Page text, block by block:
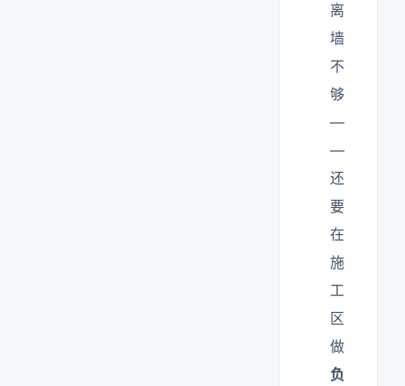
离
墙
不
够
—
—
还
要
在
施
工
区
做
负